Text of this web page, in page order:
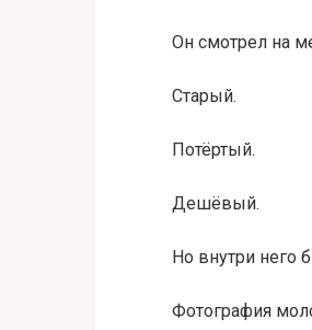
Он смотрел на
Старый.
Потёртый.
Дешёвый.
Но внутри него
Фотография